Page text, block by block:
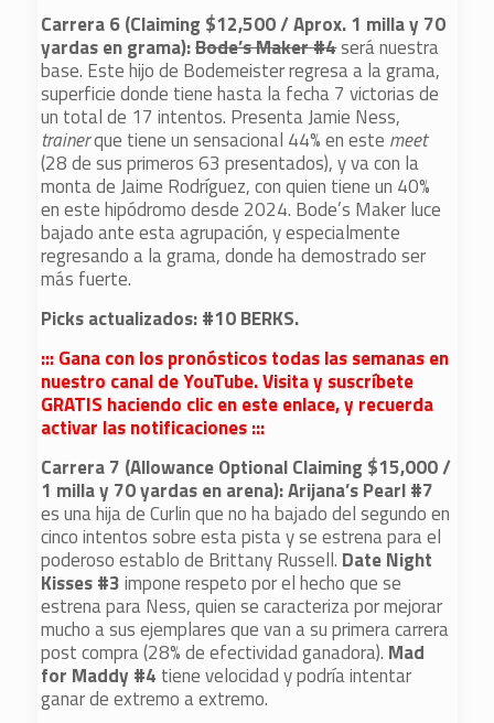
Carrera 6 (Claiming $12,500 / Aprox. 1 milla y 70
yardas en grama):Bode’s Maker #4será nuestra
base. Este hijo de Bodemeister regresa a la grama,
superficie donde tiene hasta la fecha 7 victorias de
un total de 17 intentos. Presenta Jamie Ness,
trainerque tiene un sensacional 44% en este meet
(28 de sus primeros 63 presentados), y va con la
monta de Jaime Rodríguez, con quien tiene un 40%
en este hipódromo desde 2024. Bode’s Maker luce
bajado ante esta agrupación, y especialmente
regresando a la grama, donde ha demostrado ser
más fuerte.
Picks actualizados: #10 BERKS.
::: Gana con los pronósticos todas las semanas en
nuestro canal de YouTube. Visita y suscríbete
GRATIS haciendo clic en este enlace, y recuerda
activar las notificaciones :::
Carrera 7 (Allowance Optional Claiming $15,000 /
1 milla y 70 yardas en arena):Arijana’s Pearl #7
es una hija de Curlin que no ha bajado del segundo en
cinco intentos sobre esta pista y se estrena para el
poderoso establo de Brittany Russell. Date Night
Kisses #3impone respeto por el hecho que se
estrena para Ness, quien se caracteriza por mejorar
mucho a sus ejemplares que van a su primera carrera
post compra (28% de efectividad ganadora). Mad
for Maddy #4 tiene velocidad y podría intentar
ganar de extremo a extremo.